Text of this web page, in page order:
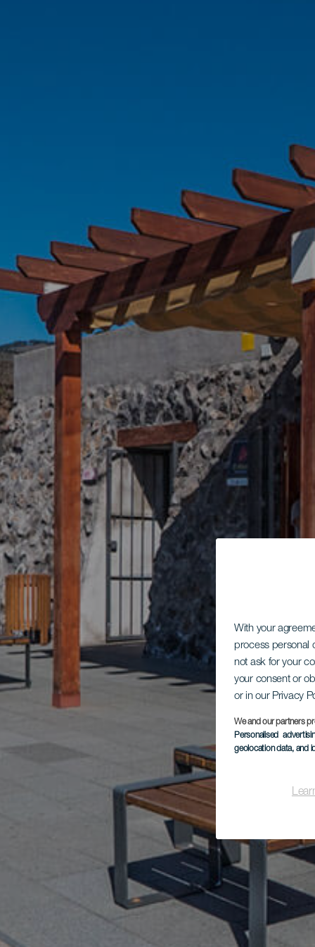
With your
process personal
not ask for your
your consent or
or in our Privacy
We and our partners
Personalised
geolocation data, and